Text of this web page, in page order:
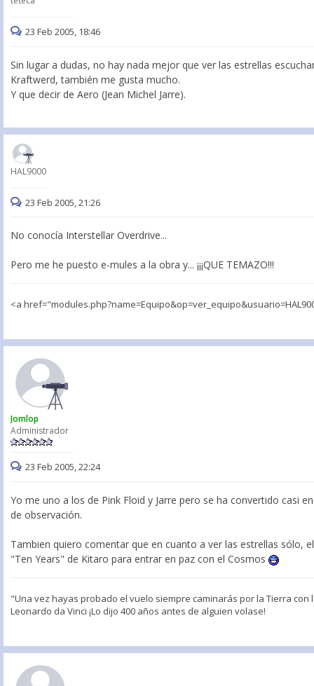
23 Feb 2005, 18:46
Sin lugar a dudas, no hay nada mejor que ver las estrellas
Kraftwerd, también me gusta mucho.
Y que decir de Aero (Jean Michel Jarre).
HAL9000
23 Feb 2005, 21:26
No conocía Interstellar Overdrive...
Pero me he puesto e-mules a la obra y... ¡¡¡QUE TEMAZO!!!
<a
Jomlop
Administrador
23 Feb 2005, 22:24
Yo me uno a los de Pink Floid y Jarre pero se ha convertido casi
de observación.
Tambien quiero comentar que en cuanto a ver las estrellas sólo,
"Ten Years" de Kitaro para entrar en paz con el Cosmos
"Una vez hayas probado el vuelo siempre caminarás por la Tierra
Leonardo da Vinci ¡Lo dijo 400 años antes de alguien volase!